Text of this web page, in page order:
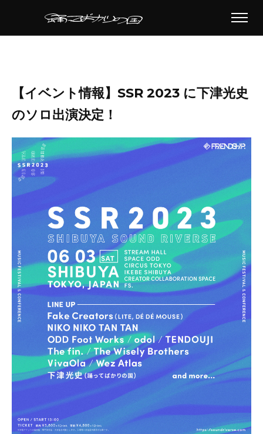
【イベント情報】SSR 2023 に下津光史
のソロ出演決定！